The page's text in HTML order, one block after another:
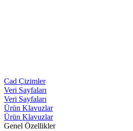
Cad Çizimler
Veri Sayfaları
Veri Sayfaları
Ürün Klavuzlar
Ürün Klavuzlar
Genel Özellikler